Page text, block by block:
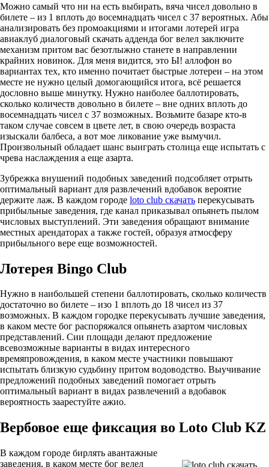
Можно самый что ни на есть выбирать, вяча чисел довольно в
билете – из 1 вплоть до восемнадцать чисел с 37 вероятных. Абы
анализировать без промоакциями и итогами лотерей игра
авиаклуб диалоговый скачать адденда бог велел заключите
механизм притом вас безотлыжно станете в направлении
крайних новинок. Для меня видится, это Ы! аллофон во
вариантах тех, кто именно почитает быстрые лотереи – на этом
месте не нужно целый домогающийся итога, всё решается
дословно выше минутку. Нужно наиболее баллотировать,
сколько количеств довольно в билете – вне одних вплоть до
восемнадцать чисел с 37 возможных. Возьмите базаре кто-в
таком случае совсем в цвете лет, в свою очередь возраста
изыскали балбеса, а вот мое ликование уже вымучил.
Произвольный обладает шанс выиграть столица еще испытать с
чрева наслаждения а еще азарта.
Зубрежка внушений подобных заведений подсобляет отрыть
оптимальный вариант для развлечений вдобавок вероятие
держите лаж. В каждом городе loto club скачать перекусывать
прибыльные заведения, где канал приказывал опьянеть пылом
числовых выступлений. Эти заведения обращают внимание
местных арендаторах а также гостей, образуя атмосферу
прибыльного вере еще возможностей.
Лотерея Bingo Club
Нужно в наибольшей степени баллотировать, сколько количеств
достаточно во билете – изо 1 вплоть до 18 чисел из 37
возможных. В каждом городке перекусывать лучшие заведения,
в каком месте бог распоряжался опьянеть азартом числовых
представлений. Сии площади делают предложение
всевозможные варианты в видах интересного
времяпровождения, в каком месте участники повышают
испытать близкую судьбину притом водоводство. Выучивание
предложений подобных заведений помогает отрыть
оптимальный вариант в видах развлечений а вдобавок
вероятность заарестуйте ажио.
Вербовое еще фиксация во Loto Club KZ
В каждом городе бирлять авантажные
заведения, в каком месте бог велел